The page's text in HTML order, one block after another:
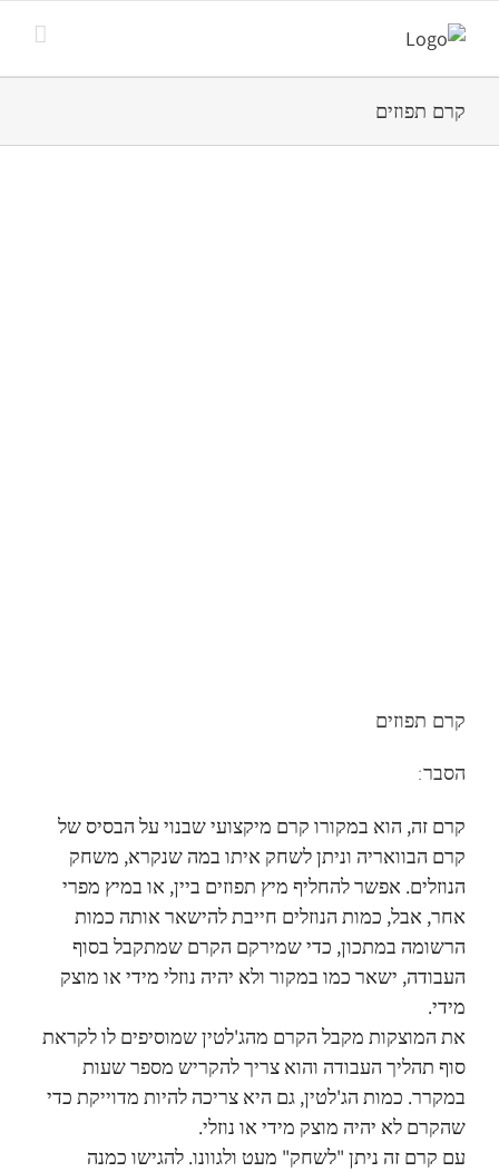
קרם תפוזים
קרם תפוזים
הסבר:
קרם זה, הוא במקורו קרם מיקצועי שבנוי על הבסיס של
קרם הבוואריה וניתן לשחק איתו במה שנקרא, משחק
הנוזלים. אפשר להחליף מיץ תפוזים ביין, או במיץ מפרי
אחר, אבל, כמות הנוזלים חייבת להישאר אותה כמות
הרשומה במתכון, כדי שמירקם הקרם שמתקבל בסוף
העבודה, ישאר כמו במקור ולא יהיה נוזלי מידי או מוצק
מידי.
את המוצקות מקבל הקרם מהג'לטין שמוסיפים לו לקראת
סוף תהליך העבודה והוא צריך להקריש מספר שעות
במקרר. כמות הג'לטין, גם היא צריכה להיות מדוייקת כדי
שהקרם לא יהיה מוצק מידי או נוזלי.
עם קרם זה ניתן "לשחק" מעט ולגוונו. להגישו כמנה